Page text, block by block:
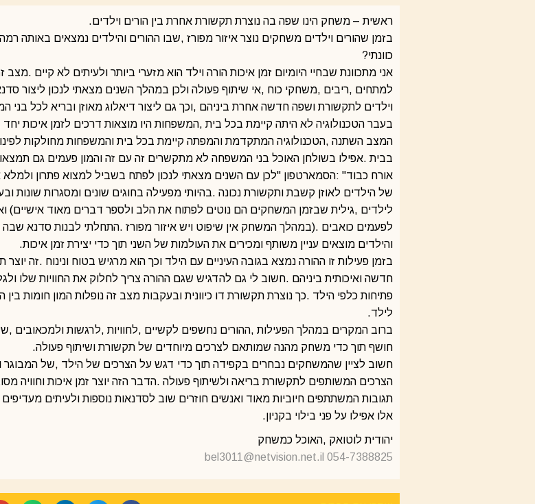
ראשית‭ – ‬משחק‭ ‬הינו‭ ‬שפה‭ ‬בה‭ ‬נוצרת‭ ‬תקשורת‭ ‬אחרת‭ ‬בין‭ ‬הורים‭ ‬וילדים‭. ‬
‬כוונתי‭?‬
‬וילדים‭ ‬לתקשורת‭ ‬ושפה‭ ‬חדשה‭ ‬אחרת‭ ‬ביניהם‭, ‬וכך‭ ‬גם‭ ‬ליצור‭ ‬דיאלוג‭ ‬מאוזן‭ ‬ובריא‭ ‬לכל‭ ‬בני‭ ‬המשפחה‭.‬
‬והילדים‭ ‬מוצאים‭ ‬עניין‭ ‬משותף‭ ‬ומכירים‭ ‬את‭ ‬העולמות‭ ‬של‭ ‬השני‭ ‬תוך‭ ‬כדי‭ ‬יצירת‭ ‬זמן‭ ‬איכות‭. ‬
‬לילד‭.‬
‬חושף‭ ‬תוך‭ ‬כדי‭ ‬משחק‭ ‬מהנה‭ ‬שמותאם‭ ‬לצרכים‭ ‬מיוחדים‭ ‬של‭ ‬תקשורת‭ ‬ושיתוף‭ ‬פעולה‭.‬
‬הצרכים‭ ‬המשותפים‭ ‬לתקשורת‭ ‬בריאה‭ ‬ולשיתוף‭ ‬פעולה‭. ‬הדבר‭ ‬הזה‭ ‬יוצר‭ ‬זמן‭ ‬איכות‭ ‬וחוויה‭ ‬מסוג‭ ‬אחר‭.‬
‬אלו‭ ‬אפילו‭ ‬על‭ ‬פני‭ ‬בילוי‭ ‬בקניון‭. ‬
יהודית‭ ‬לוטואק‭, ‬האוכל‭ ‬כמשחק
bel3011@netvision.net.il 054-7388825